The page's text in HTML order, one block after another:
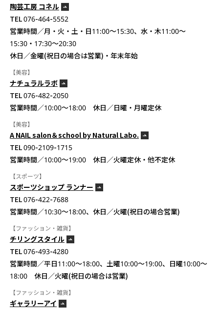
陶芸工房 コネル
TEL 076-464-5552
営業時間／月・火・土・日11:00～15:30、水・木11:00～
15:30・17:30～20:30
休日／金曜(祝日の場合は営業)・年末年始
【美容】
ナチュラルラボ
TEL 076-482-2050
営業時間／10:00～18:00 休日／日曜・月曜定休
【美容】
A NAIL salon＆school by Natural Labo.
TEL 090-2109-1715
営業時間／10:00～19:00 休日／火曜定休・他不定休
【スポーツ】
スポーツショップ ランナー
TEL 076-422-7688
営業時間／10:30〜18:00、休日／火曜(祝日の場合営業)
【ファッション・雑貨】
チリングスタイル
TEL 076-493-4280
営業時間／平日11:00〜18:00、土曜10:00〜19:00、日曜10:00〜
18:00 休日／火曜(祝日の場合は営業)
【ファッション・雑貨】
ギャラリーアイ